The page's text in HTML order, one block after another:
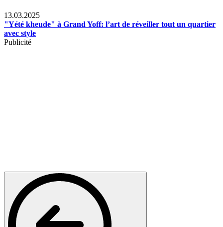
13.03.2025
"Yété kheude" à Grand Yoff: l’art de réveiller tout un quartier
avec style
Publicité